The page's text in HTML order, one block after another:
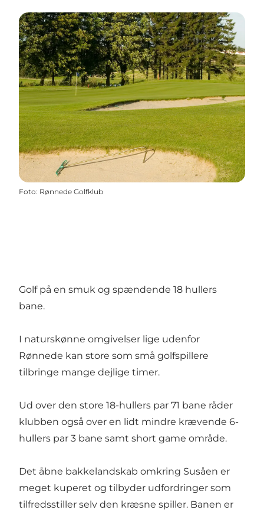
Foto: Rønnede Golfklub
Golf på en smuk og spændende 18 hullers
bane.
I naturskønne omgivelser lige udenfor
Rønnede kan store som små golfspillere
tilbringe mange dejlige timer.
Ud over den store 18-hullers par 71 bane råder
klubben også over en lidt mindre krævende 6-
hullers par 3 bane samt short game område.
Det åbne bakkelandskab omkring Susåen er
meget kuperet og tilbyder udfordringer som
tilfredsstiller selv den kræsne spiller. Banen er